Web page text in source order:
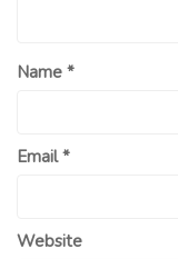
Name *
Email*
Website